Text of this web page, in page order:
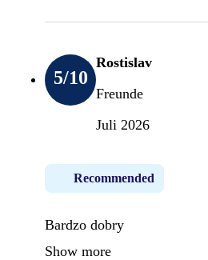
5/10
Rostislav
Freunde
Juli 2026
Recommended
Bardzo dobry
Show more